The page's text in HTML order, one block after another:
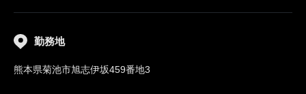
勤務地
熊本県菊池市旭志伊坂459番地3